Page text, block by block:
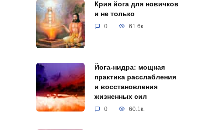
Крия йога для новичков
и не только
0 61.6к.
Йога-нидра: мощная
практика расслабления
и восстановления
жизненных сил
0 60.1к.